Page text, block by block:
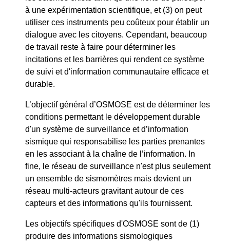
à une expérimentation scientifique, et (3) on peut
utiliser ces instruments peu coûteux pour établir un
dialogue avec les citoyens. Cependant, beaucoup
de travail reste à faire pour déterminer les
incitations et les barrières qui rendent ce système
de suivi et d'information communautaire efficace et
durable.
L’objectif général d’OSMOSE est de déterminer les
conditions permettant le développement durable
d'un système de surveillance et d’information
sismique qui responsabilise les parties prenantes
en les associant à la chaîne de l’information. In
fine, le réseau de surveillance n'est plus seulement
un ensemble de sismomètres mais devient un
réseau multi-acteurs gravitant autour de ces
capteurs et des informations qu'ils fournissent.
Les objectifs spécifiques d'OSMOSE sont de (1)
produire des informations sismologiques